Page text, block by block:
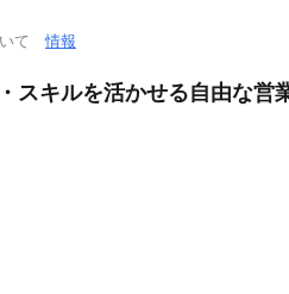
いて情報
キルを活かせる自由な営